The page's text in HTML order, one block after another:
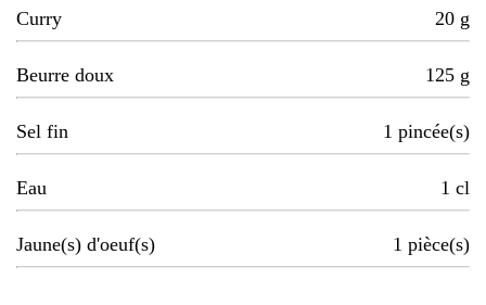
Curry 20 g
Beurre doux 125 g
Sel fin 1 pincée(s)
Eau 1 cl
Jaune(s) d'oeuf(s) 1 pièce(s)